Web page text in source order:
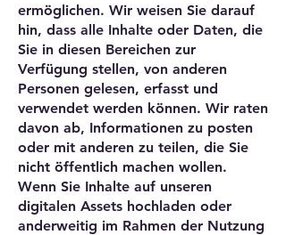
ermöglichen. Wir weisen Sie darauf
hin, dass alle Inhalte oder Daten, die
Sie in diesen Bereichen zur
Verfügung stellen, von anderen
Personen gelesen, erfasst und
verwendet werden können. Wir raten
davon ab, Informationen zu posten
oder mit anderen zu teilen, die Sie
nicht öffentlich machen wollen.
Wenn Sie Inhalte auf unseren
digitalen Assets hochladen oder
anderweitig im Rahmen der Nutzung